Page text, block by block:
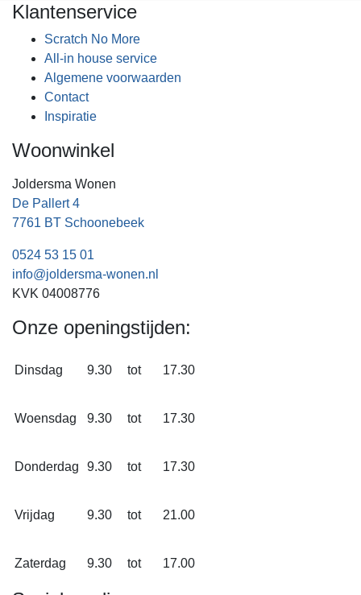
Klantenservice
Scratch No More
All-in house service
Algemene voorwaarden
Contact
Inspiratie
Woonwinkel
Joldersma Wonen
De Pallert 4
7761 BT Schoonebeek
0524 53 15 01
info@joldersma-wonen.nl
KVK 04008776
Onze openingstijden:
Dinsdag 9.30 tot 17.30
Woensdag 9.30 tot 17.30
Donderdag 9.30 tot 17.30
Vrijdag 9.30 tot 21.00
Zaterdag 9.30 tot 17.00